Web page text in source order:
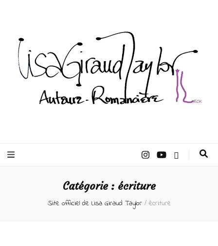
Taylor –
Auteur
Catégorie : écriture
Site officiel de Lisa Giraud Taylor / écriture